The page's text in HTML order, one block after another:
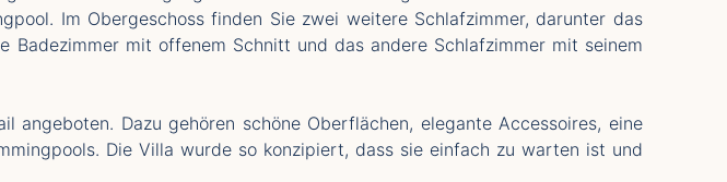
Im Obergeschoss finden Sie zwei weitere Schlafzimmer, darunter das
mit offenem Schnitt und das andere Schlafzimmer mit seinem
Dazu gehören schöne Oberflächen, elegante Accessoires, eine
Die Villa wurde so konzipiert, dass sie einfach zu warten ist und